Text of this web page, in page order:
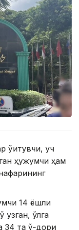
ўқитувчи, уч
ҳужумчи ҳам
14 ёшли
қўлга
34 та ўқ-дори